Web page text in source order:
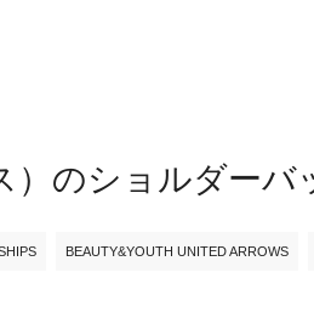
）のショルダーバ
BEAUTY&YOUTH UNITED ARROWS